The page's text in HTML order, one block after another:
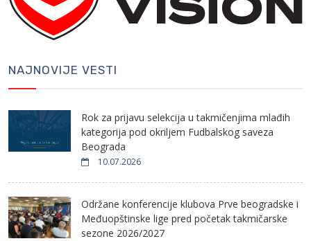
NAJNOVIJE VESTI
Rok za prijavu selekcija u takmičenjima mlađih
kategorija pod okriljem Fudbalskog saveza
Beograda
10.07.2026
Održane konferencije klubova Prve beogradske i
Međuopštinske lige pred početak takmičarske
sezone 2026/2027